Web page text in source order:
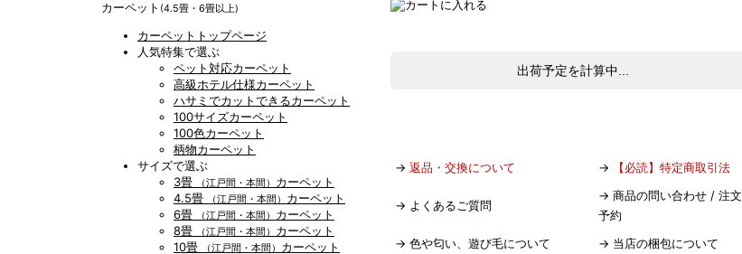
カーペット (4.5畳・6畳以上)
カーペットトップページ
人気特集で選ぶ
ペット対応カーペット
高級ホテル仕様カーペット
ハサミでカットできるカーペット
100サイズカーペット
100色カーペット
柄物カーペット
サイズで選ぶ
3畳
（江戸間・本間） カーペット
4.5畳
（江戸間・本間） カーペット
6畳
（江戸間・本間） カーペット
8畳
（江戸間・本間） カーペット
10畳
（江戸間・本間） カーペット
出荷予定を計算中...
→ 返品・交換について → 【必読】特定商取引法
→ よくあるご質問
→ 商品の問い合わせ / 注文
予約
→ 色や匂い、遊び毛について → 当店の梱包について